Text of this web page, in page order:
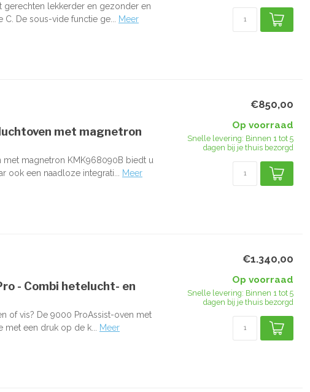
gerechten lekkerder en gezonder en
De sous-vide functie ge...
Meer
met magnetron
met magnetron KMK968090B biedt u
ook een naadloze integrati...
Meer
€850,00
Op voorraad
Snelle levering: Binnen 1 tot 5
dagen bij je thuis bezorgd
- Combi hetelucht- en
of vis? De 9000 ProAssist-oven met
een druk op de k...
Meer
€1.340,00
Op voorraad
Snelle levering: Binnen 1 tot 5
dagen bij je thuis bezorgd